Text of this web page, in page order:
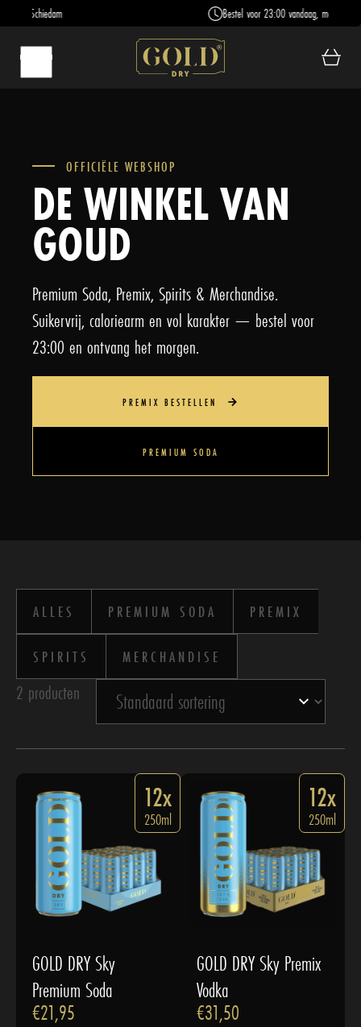
Bestel voor 23:00 vandaag, morgen in huis
OFFICIËLE WEBSHOP
DE WINKEL VAN
GOUD
Premium Soda, Premix, Spirits & Merchandise.
Suikervrij, caloriearm en vol karakter — bestel voor
23:00 en ontvang het morgen.
PREMIX BESTELLEN
PREMIUM SODA
ALLES PREMIUM SODA PREMIX
SPIRITS MERCHANDISE
2 producten
12x
250ml
GOLD DRY Sky
Premium Soda
€21,95
12x
250ml
GOLD DRY Sky Premix
Vodka
€31,50